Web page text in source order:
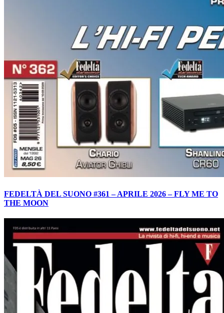
FEDELTÀ DEL SUONO #361 – APRILE 2026 – FLY ME TO
THE MOON